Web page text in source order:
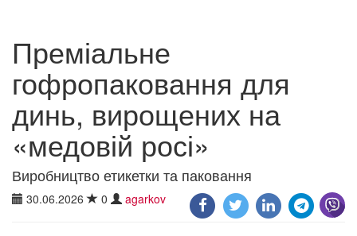
Преміальне
гофропаковання для
динь, вирощених на
«медовій росі»
Виробництво етикетки та паковання
30.06.2026 0 agarkov